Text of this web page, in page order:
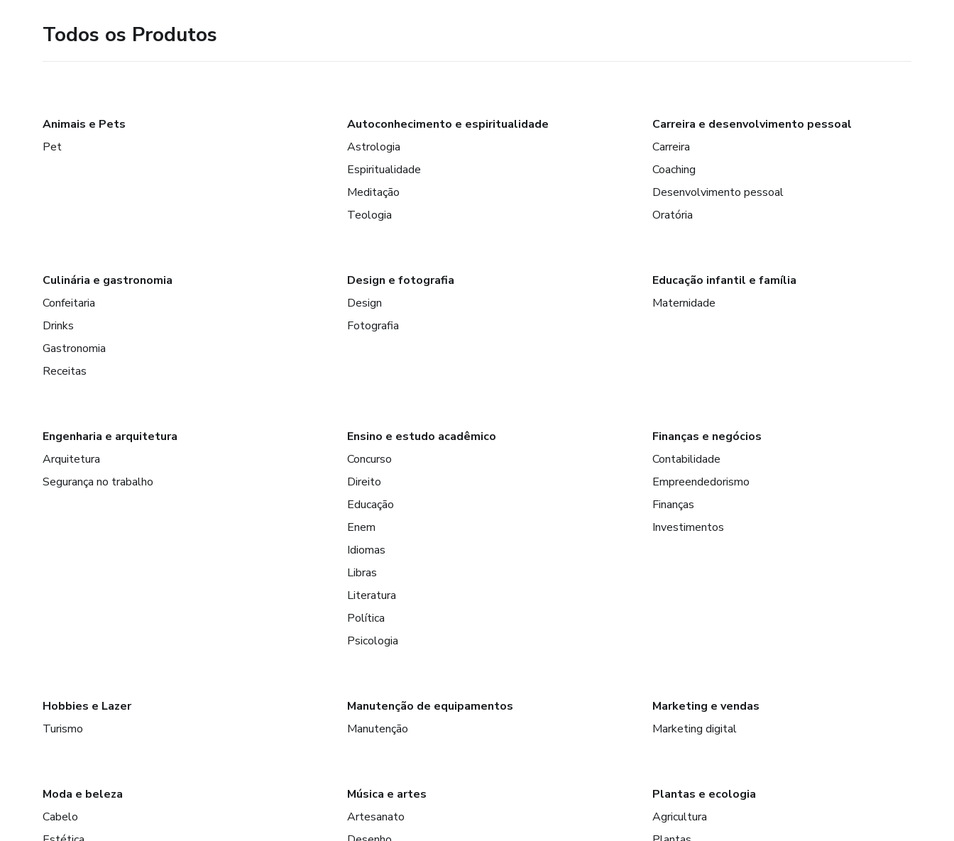
Todos os Produtos
Animais e Pets
Pet
Autoconhecimento e espiritualidade
Astrologia
Espiritualidade
Meditação
Teologia
Carreira e desenvolvimento pessoal
Carreira
Coaching
Desenvolvimento pessoal
Oratória
Culinária e gastronomia
Confeitaria
Drinks
Gastronomia
Receitas
Design e fotografia
Design
Fotografia
Educação infantil e família
Maternidade
Engenharia e arquitetura
Arquitetura
Segurança no trabalho
Ensino e estudo acadêmico
Concurso
Direito
Educação
Enem
Idiomas
Libras
Literatura
Política
Psicologia
Finanças e negócios
Contabilidade
Empreendedorismo
Finanças
Investimentos
Hobbies e Lazer
Turismo
Manutenção de equipamentos
Manutenção
Marketing e vendas
Marketing digital
Moda e beleza
Cabelo
Música e artes
Artesanato
Plantas e ecologia
Agricultura